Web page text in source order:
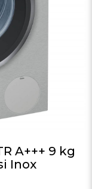
A+++ 9 kg
Inox